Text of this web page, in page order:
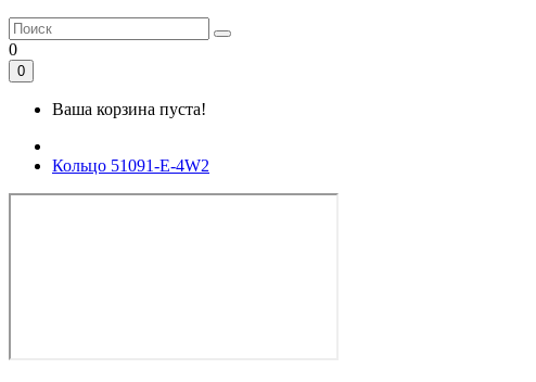
0
0
Ваша корзина пуста!
Кольцо 51091-E-4W2